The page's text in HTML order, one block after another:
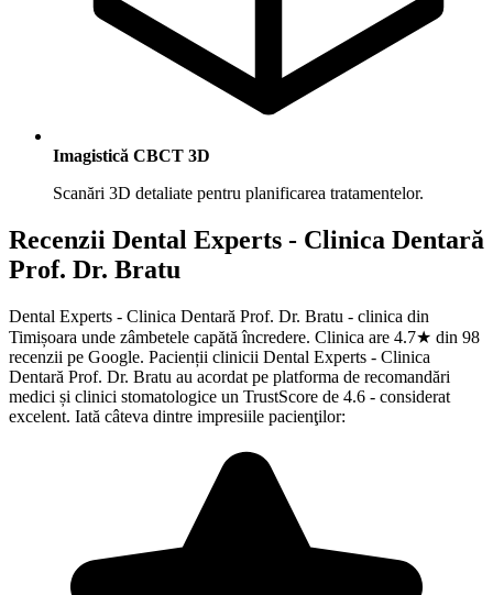
Imagistică CBCT 3D
Scanări 3D detaliate pentru planificarea tratamentelor.
Recenzii Dental Experts - Clinica Dentară
Prof. Dr. Bratu
Dental Experts - Clinica Dentară Prof. Dr. Bratu - clinica din
Timișoara unde zâmbetele capătă încredere. Clinica are 4.7★ din 98
recenzii pe Google. Pacienții clinicii Dental Experts - Clinica
Dentară Prof. Dr. Bratu au acordat pe platforma de recomandări
medici și clinici stomatologice un TrustScore de 4.6 - considerat
excelent. Iată câteva dintre impresiile pacienţilor: